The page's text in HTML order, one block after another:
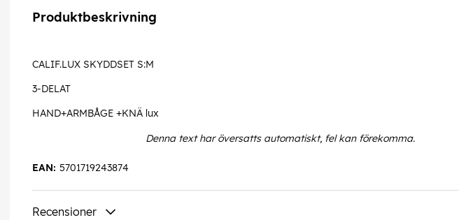
Produktbeskrivning
CALIF.LUX SKYDDSET S:M
3-DELAT
HAND+ARMBÅGE +KNÄ lux
Denna text har översatts automatiskt, fel kan förekomma.
5701719243874
EAN:
Recensioner